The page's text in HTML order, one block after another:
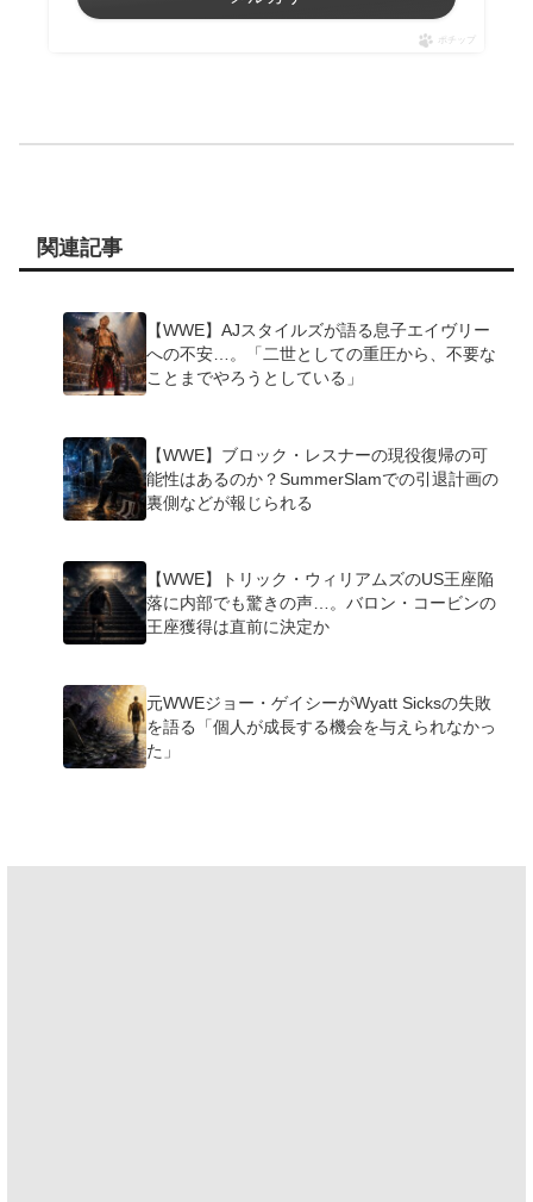
ポチップ
関連記事
【WWE】AJスタイルズが語る息子エイヴリー
への不安…。「二世としての重圧から、不要な
ことまでやろうとしている」
【WWE】ブロック・レスナーの現役復帰の可
能性はあるのか？SummerSlamでの引退計画の
裏側などが報じられる
【WWE】トリック・ウィリアムズのUS王座陥
落に内部でも驚きの声…。バロン・コービンの
王座獲得は直前に決定か
元WWEジョー・ゲイシーがWyatt Sicksの失敗
を語る「個人が成長する機会を与えられなかっ
た」